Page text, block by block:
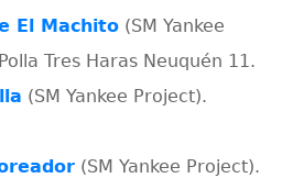
El Machito (SM Yankee
Tres Haras Neuquén 11.
(SM Yankee Project).
(SM Yankee Project).